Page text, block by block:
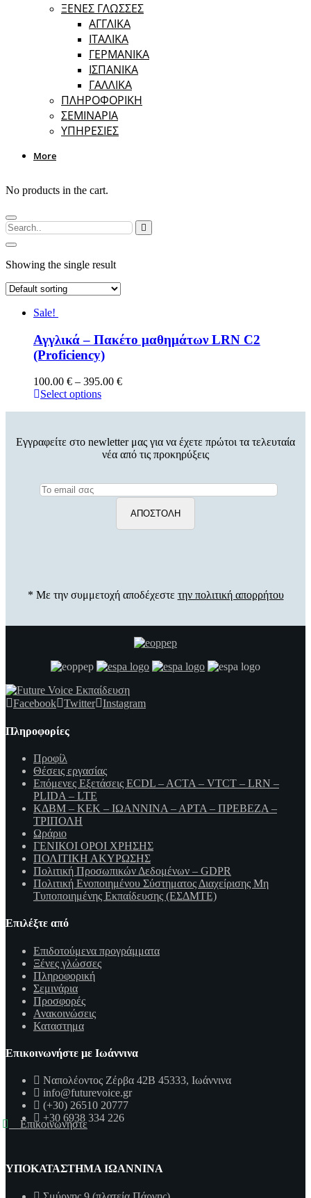
ΞΕΝΕΣ ΓΛΩΣΣΕΣ
ΑΓΓΛΙΚΑ
ΙΤΑΛΙΚΑ
ΓΕΡΜΑΝΙΚΑ
ΙΣΠΑΝΙΚΑ
ΓΑΛΛΙΚΑ
ΠΛΗΡΟΦΟΡΙΚΗ
ΣΕΜΙΝΑΡΙΑ
ΥΠΗΡΕΣΙΕΣ
More
No products in the cart.
Showing the single result
Sale!
Αγγλικά – Πακέτο μαθημάτων LRN C2
(Proficiency)
100.00 € – 395.00 €
Select options
Εγγραφείτε στο newletter μας για να έχετε πρώτοι τα τελευταία
νέα από τις προκηρύξεις
* Με την συμμετοχή αποδέχεστε την πολιτική απορρήτου
Facebook Twitter Instagram
Πληροφορίες
Προφίλ
Θέσεις εργασίας
Επόμενες Εξετάσεις ECDL – ACTA – VTCT – LRN –
PLIDA – LTE
ΚΔΒΜ – ΚΕΚ – ΙΩΑΝΝΙΝΑ – ΑΡΤΑ – ΠΡΕΒΕΖΑ –
ΤΡΙΠΟΛΗ
Ωράριο
ΓΕΝΙΚΟΙ ΟΡΟΙ ΧΡΗΣΗΣ
ΠΟΛΙΤΙΚΗ ΑΚΥΡΩΣΗΣ
Πολιτική Προσωπικών Δεδομένων – GDPR
Πολιτική Ενοποιημένου Σύστηματος Διαχείρισης Μη
Τυποποιημένης Εκπαίδευσης (ΕΣΔΜΤΕ)
Επιλέξτε από
Επιδοτούμενα προγράμματα
Ξένες γλώσσες
Πληροφορική
Σεμινάρια
Προσφορές
Ανακοινώσεις
Καταστημα
Επικοινωνήστε με Ιωάννινα
Ναπολέοντος Ζέρβα 42Β 45333, Ιωάννινα
info@futurevoice.gr
(+30) 26510 20777
+30 6938 334 226
Επικοινωνήστε
ΥΠΟΚΑΤΑΣΤΗΜΑ ΙΩΑΝΝΙΝΑ